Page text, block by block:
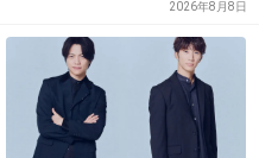
ZONE・MIZUHO（38）が明
かす「19年ぶりに芸能界復
帰」した本当の理由
2026年8月8日